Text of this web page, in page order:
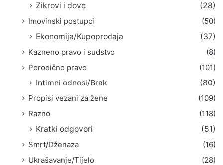
Zikrovi i dove
(28)
Imovinski postupci
(50)
Ekonomija/Kupoprodaja
(37)
Kazneno pravo i sudstvo
(8)
Porodično pravo
(101)
Intimni odnosi/Brak
(80)
Propisi vezani za žene
(109)
Razno
(118)
Kratki odgovori
(51)
Smrt/Dženaza
(16)
Ukrašavanje/Tijelo
(28)